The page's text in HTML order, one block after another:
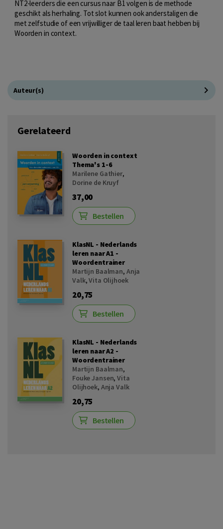
NT2-leerders die een cursus naar B1 volgen is de methode
geschikt als herhaling. Tot slot kunnen ook anderstaligen die
met zelfstudie of een vrijwilliger de taal leren baat hebben bij
Woorden in context.
Auteur(s)
Gerelateerd
Woorden in context
Thema's 1-6
Marilene Gathier,
Dorine de Kruyf
37,00
Bestellen
KlasNL - Nederlands
leren naar A1 -
Woordentrainer
Martijn Baalman, Anja
Valk,Vita Olijhoek
20,75
Bestellen
KlasNL - Nederlands
leren naar A2 -
Woordentrainer
Martijn Baalman,
Fouke Jansen,Vita
Olijhoek, Anja Valk
20,75
Bestellen